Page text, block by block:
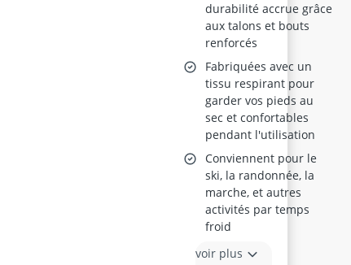
durabilité accrue grâce
aux talons et bouts
renforcés
Fabriquées avec un
tissu respirant pour
garder vos pieds au
sec et confortables
pendant l'utilisation
Conviennent pour le
ski, la randonnée, la
marche, et autres
activités par temps
froid
voir plus